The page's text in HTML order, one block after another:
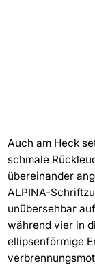
Auch am Heck
schmale
übereinander
ALPINA-
unübersehbar
während vier in
ellipsenförmige